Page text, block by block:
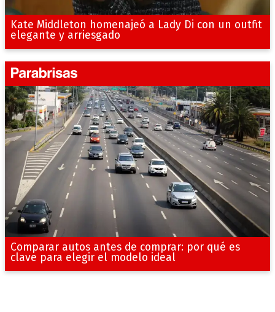
Kate Middleton homenajeó a Lady Di con un outfit
elegante y arriesgado
Comparar autos antes de comprar: por qué es
clave para elegir el modelo ideal